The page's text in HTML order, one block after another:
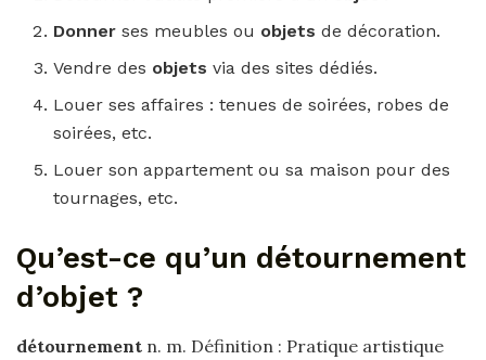
Donnerses meubles ou objetsde décoration.
Vendre des objetsvia des sites dédiés.
Louer ses affaires : tenues de soirées, robes de
soirées, etc.
Louer son appartement ou sa maison pour des
tournages, etc.
Qu’est-ce qu’un détournement
d’objet ?
détournement n. m. Définition : Pratique artistique